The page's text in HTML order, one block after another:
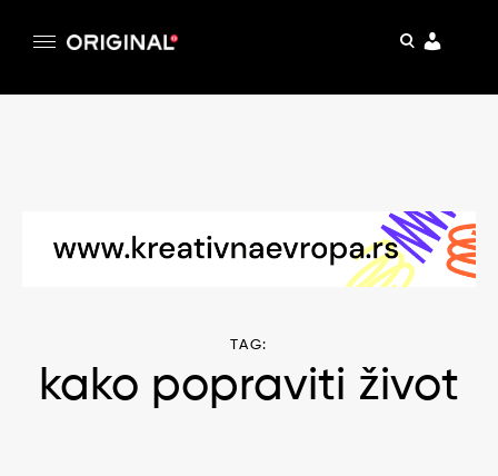
pretraga
TAG:
kako popraviti život